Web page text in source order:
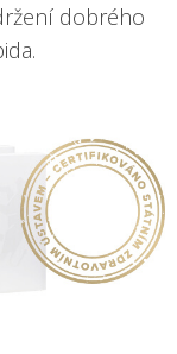
dobrého